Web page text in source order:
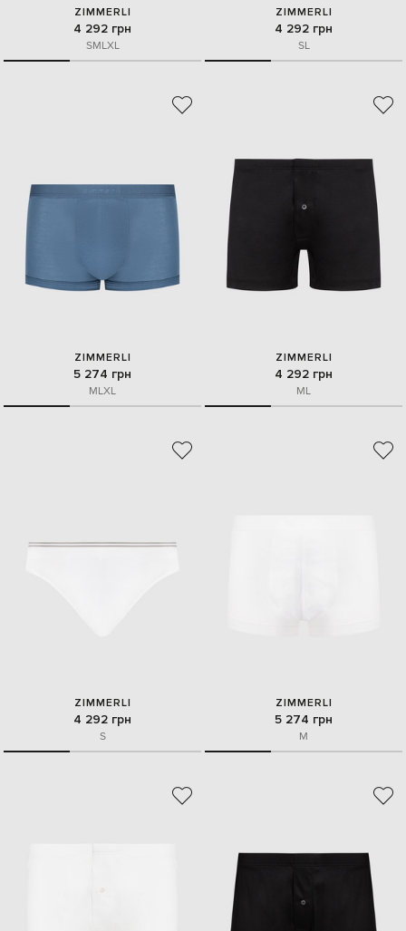
ZIMMERLI
4 292 грн
SMLXL
ZIMMERLI
4 292 грн
SL
ZIMMERLI
5 274 грн
MLXL
ZIMMERLI
4 292 грн
ML
ZIMMERLI
4 292 грн
S
ZIMMERLI
5 274 грн
M